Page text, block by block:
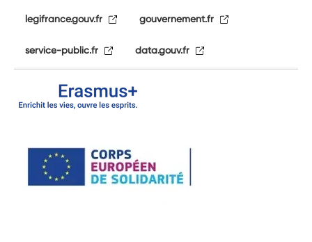
legifrance.gouv.fr gouvernement.fr
service-public.fr data.gouv.fr